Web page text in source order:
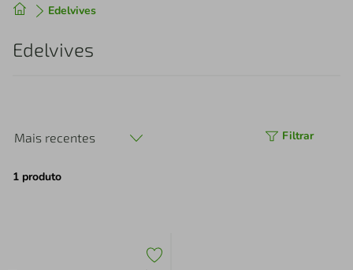
Edelvives
Edelvives
Mais recentes Filtrar
1 produto
Produtos mais buscados
º
perfume
4º